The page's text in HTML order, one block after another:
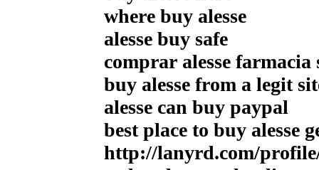
where buy alesse
alesse buy safe
comprar alesse farmacia
buy alesse from a legit
alesse can buy paypal
best place to buy alesse
http://lanyrd.com/